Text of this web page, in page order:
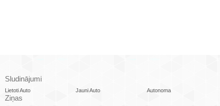
Sludinājumi
Lietoti Auto Jauni Auto Autonoma
Ziņas